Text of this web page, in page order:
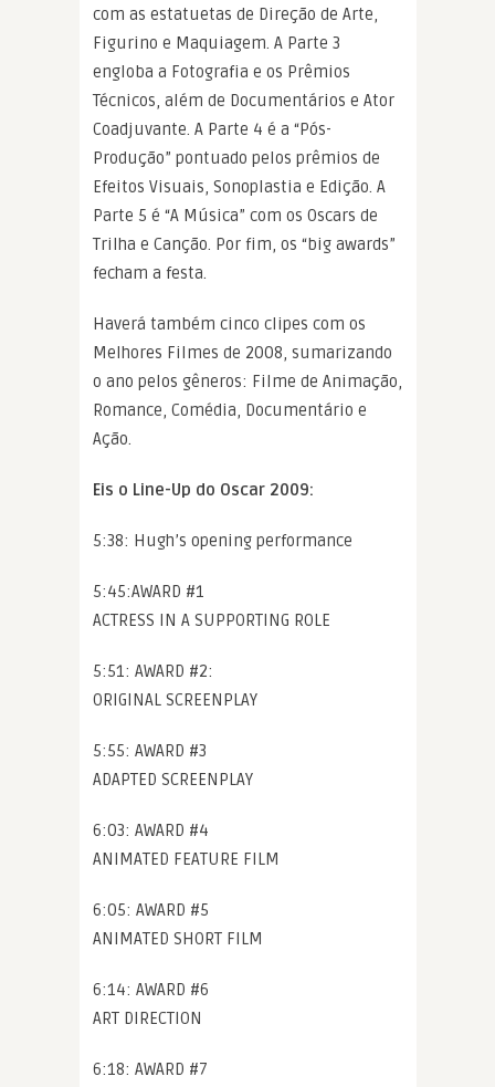
com as estatuetas de Direção de Arte,
Figurino e Maquiagem. A Parte 3
engloba a Fotografia e os Prêmios
Técnicos, além de Documentários e Ator
Coadjuvante. A Parte 4 é a “Pós-
Produção” pontuado pelos prêmios de
Efeitos Visuais, Sonoplastia e Edição. A
Parte 5 é “A Música” com os Oscars de
Trilha e Canção. Por fim, os “big awards”
fecham a festa.
Haverá também cinco clipes com os
Melhores Filmes de 2008, sumarizando
o ano pelos gêneros: Filme de Animação,
Romance, Comédia, Documentário e
Ação.
Eis o Line-Up do Oscar 2009:
5:38: Hugh’s opening performance
5:45:AWARD #1
ACTRESS IN A SUPPORTING ROLE
5:51: AWARD #2:
ORIGINAL SCREENPLAY
5:55: AWARD #3
ADAPTED SCREENPLAY
6:03: AWARD #4
ANIMATED FEATURE FILM
6:05: AWARD #5
ANIMATED SHORT FILM
6:14: AWARD #6
ART DIRECTION
6:18: AWARD #7